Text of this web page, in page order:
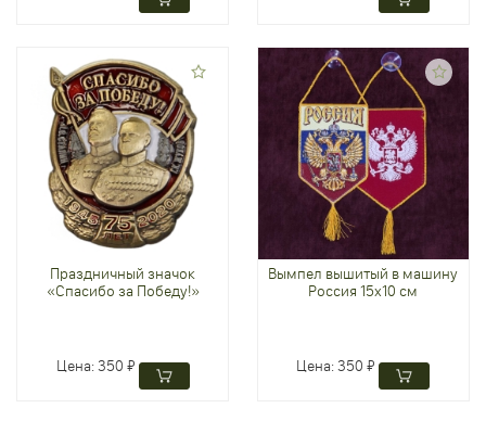
Праздничный значок
«Спасибо за Победу!»
Цена:350 ₽
Вымпел вышитый в машину
Россия 15х10 см
Цена:350 ₽